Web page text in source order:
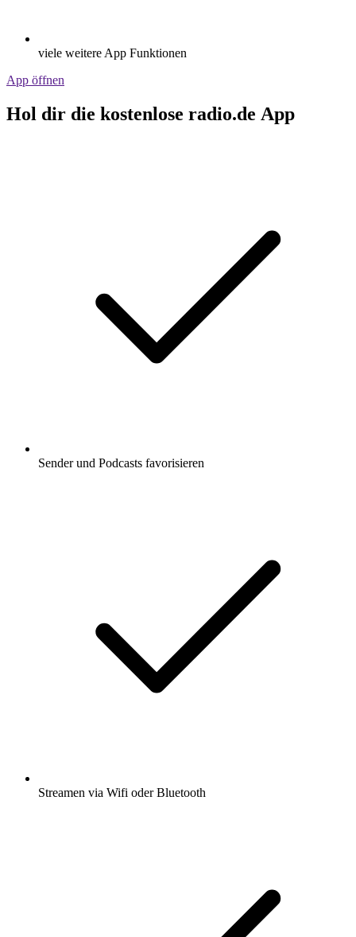
viele weitere App Funktionen
App öffnen
Hol dir die kostenlose radio.de App
Sender und Podcasts favorisieren
Streamen via Wifi oder Bluetooth